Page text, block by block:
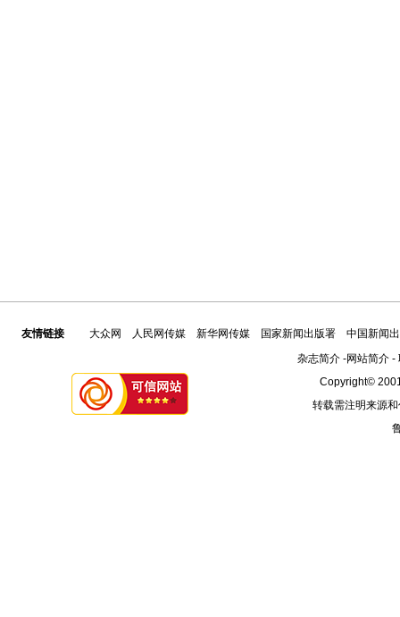
友情链接 大众网 人民网传媒 新华网传媒 国家新闻出版署
中国新闻
杂志简介-网站简介-
Copyright©
转载需注明来源